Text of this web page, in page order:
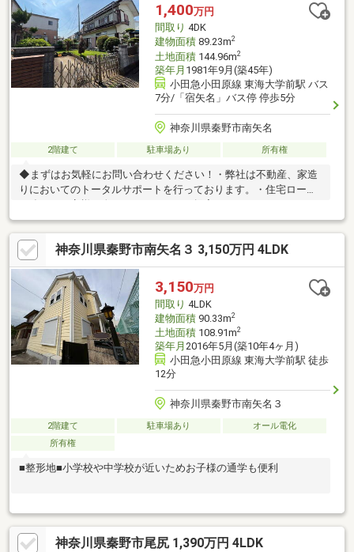
1,400万円
間取り 4DK
建物面積89.23m2
土地面積144.96m2
築年月 1981年9月(築45年)
小田急小田原線 東海大学前駅 バス
7分/「宿矢名」バス停 停歩5分
神奈川県秦野市南矢名
2階建て 駐車場あり 所有権
◆まずはお気軽にお問い合わせください！・弊社は不動産、家造
りにおいてのトータルサポートを行っております。・住宅ローン
す。・スタッフ一同、誠心誠意ご対応させていただきます！◆経
験知識が豊富なスタッフが在籍！迅速な対応を心掛けておりま
す。・お問合せを受けてから即日ご対応をさせていただきま
す。・その他物件情報も多数ございます！お気軽にお問い合わせ
ください。
神奈川県秦野市南矢名３ 3,150万円 4LDK
3,150万円
間取り 4LDK
建物面積90.33m2
土地面積108.91m2
築年月 2016年5月(築10年4ヶ月)
小田急小田原線 東海大学前駅 徒歩
12分
神奈川県秦野市南矢名３
2階建て 駐車場あり
オール電化
所有権
■整形地■小学校や中学校が近いためお子様の通学も便利
神奈川県秦野市尾尻 1,390万円 4LDK